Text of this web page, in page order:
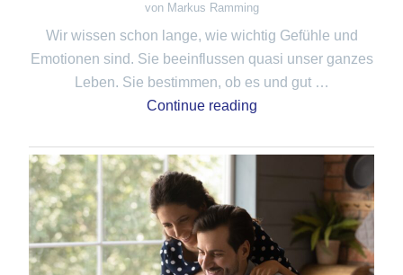
von Markus Ramming
Wir wissen schon lange, wie wichtig Gefühle und
Emotionen sind. Sie beeinflussen quasi unser ganzes
Leben. Sie bestimmen, ob es und gut …
Continue reading